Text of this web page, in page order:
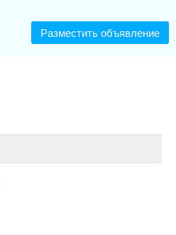
Разместить объявление